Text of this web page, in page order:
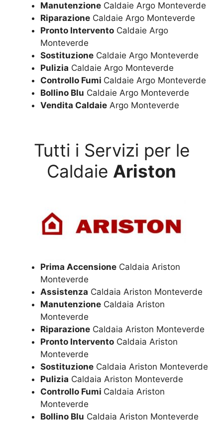
Manutenzione Caldaie Argo Monteverde
Riparazione Caldaie Argo Monteverde
Pronto Intervento Caldaie Argo
Monteverde
Sostituzione Caldaie Argo Monteverde
Pulizia Caldaie Argo Monteverde
Controllo Fumi Caldaie Argo Monteverde
Bollino Blu Caldaie Argo Monteverde
Vendita Caldaie Argo Monteverde
Tutti i Servizi per le
Caldaie Ariston
Prima Accensione Caldaia Ariston
Monteverde
Assistenza Caldaia Ariston Monteverde
Manutenzione Caldaia Ariston
Monteverde
Riparazione Caldaia Ariston Monteverde
Pronto Intervento Caldaia Ariston
Monteverde
Sostituzione Caldaia Ariston Monteverde
Pulizia Caldaia Ariston Monteverde
Controllo Fumi Caldaia Ariston
Monteverde
Bollino Blu Caldaia Ariston Monteverde